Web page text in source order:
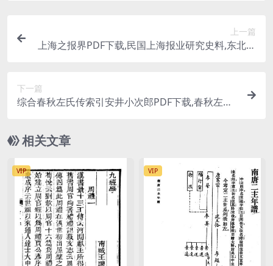
上一篇
上海之报界PDF下载,民国上海报业研究史料,东北报
下一篇
综合春秋左氏传索引安井小次郎PDF下载,春秋左氏
相关文章
VIP VIP